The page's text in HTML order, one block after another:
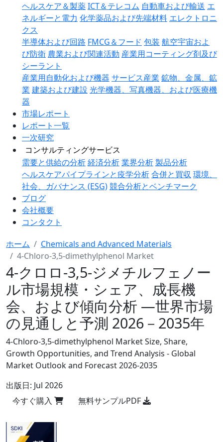
ヘルスケア＆製薬ICT＆テレコム 自動車および輸送 エ
ネルギーと電力 化学薬品および先端材料 エレクトロニ
クス
半導体および回路 FMCG＆フード 包装 航空宇宙およ
び防衛 農業および関連活動 産業用コーティング剤及び
シーラント
産業用自動化および機器 サービス産業 鉱物、金属、鉱
業 建築および建設 光学機器、写真機器、および医療機
器
市場レポート
レポート一覧
一次研究
コンサルティングサービス
需要と供給の分析経済分析業界分析製品分析
ヘルスケアパイプラインと疫学分析合併と買収 環境、
社会、ガバナンス (ESG)競合分析とベンチマーク
ブログ
会社概要
コンタクト
ホーム
Chemicals and Advanced Materials
4-Chloro-3,5-dimethylphenol Market
4-クロロ-3,5-ジメチルフェノー
ル市場規模・シェア、成長機
会、および傾向分析 ―世界市場
の見通しと予測 2026－2035年
4-Chloro-3,5-dimethylphenol Market Size, Share,
Growth Opportunities, and Trend Analysis - Global
Market Outlook and Forecast 2026-2035
出版日: Jul 2026
今すぐ購入
無料サンプルPDF